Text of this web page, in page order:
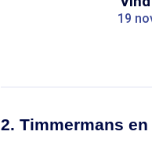
19
2. Timmermans